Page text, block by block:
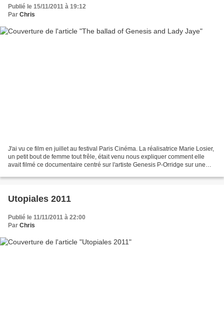
Publié le 15/11/2011 à 19:12
Par Chris
J'ai vu ce film en juillet au festival Paris Cinéma. La réalisatrice Marie Losier,
un petit bout de femme tout frêle, était venu nous expliquer comment elle
avait filmé ce documentaire centré sur l'artiste Genesis P-Orridge sur une
Utopiales 2011
Publié le 11/11/2011 à 22:00
Par Chris